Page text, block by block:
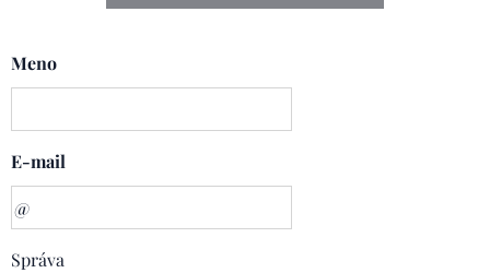
Meno
E-mail
Správa